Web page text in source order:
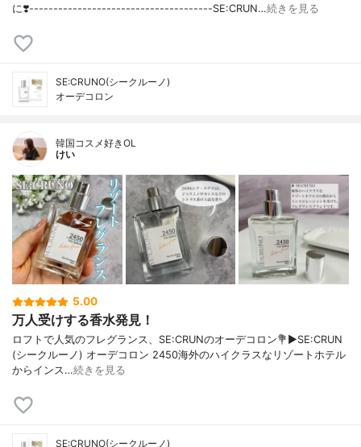
に❣️--------------------------------------SE:CRUN…続きを見る
SE:CRUNO(シークルーノ)
オーデコロン
韓国コスメ好きOL
けい
5.00
万人受けする香水発見！
ロフトで人気のフレグランス、SE:CRUNのオーデコロン💐▶︎SE:CRUN
(シークルーノ) オーデコロン 2450海外のハイクラスなリゾートホテル
からインス…続きを見る
SE:CRUNO(シークルーノ)